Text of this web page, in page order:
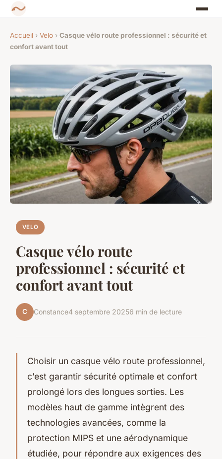
Accueil › Velo › Casque vélo route professionnel : sécurité et
confort avant tout
VELO
Casque vélo route
professionnel : sécurité et
confort avant tout
C Constance4 septembre 20256 min de lecture
Choisir un casque vélo route professionnel,
c’est garantir sécurité optimale et confort
prolongé lors des longues sorties. Les
modèles haut de gamme intègrent des
technologies avancées, comme la
protection MIPS et une aérodynamique
étudiée, pour répondre aux exigences des